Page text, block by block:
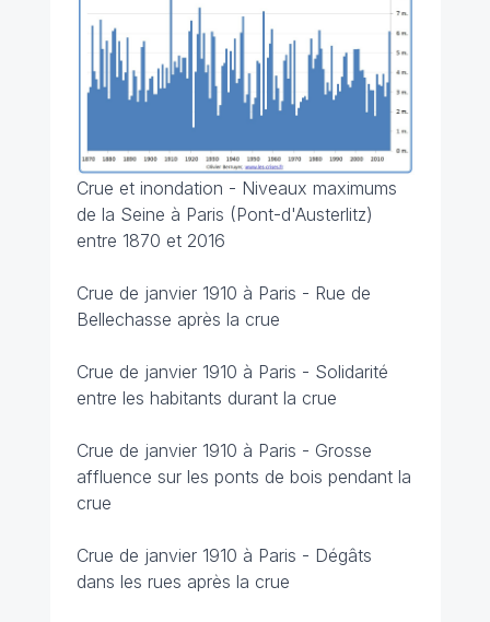
Crue et inondation - Niveaux maximums
de la Seine à Paris (Pont-d'Austerlitz)
entre 1870 et 2016
Crue de janvier 1910 à Paris - Rue de
Bellechasse après la crue
Crue de janvier 1910 à Paris - Solidarité
entre les habitants durant la crue
Crue de janvier 1910 à Paris - Grosse
affluence sur les ponts de bois pendant la
crue
Crue de janvier 1910 à Paris - Dégâts
dans les rues après la crue